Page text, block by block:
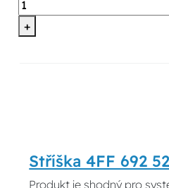
+
Stříška 4FF 692
Produkt je shodný pro